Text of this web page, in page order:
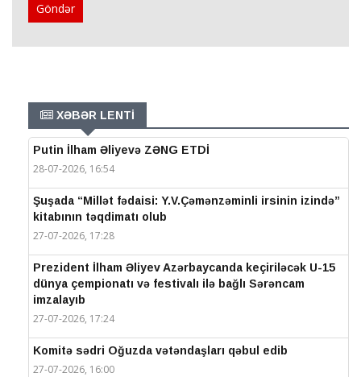
Göndər
XƏBƏR LENTİ
Putin İlham Əliyevə ZƏNG ETDİ
28-07-2026, 16:54
Şuşada “Millət fədaisi: Y.V.Çəmənzəminli irsinin izində”
kitabının təqdimatı olub
27-07-2026, 17:28
Prezident İlham Əliyev Azərbaycanda keçiriləcək U-15
dünya çempionatı və festivalı ilə bağlı Sərəncam
imzalayıb
27-07-2026, 17:24
Komitə sədri Oğuzda vətəndaşları qəbul edib
27-07-2026, 16:00